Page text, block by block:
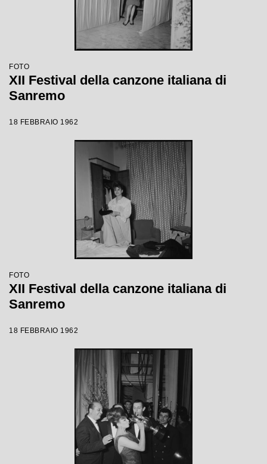
FOTO
XII Festival della canzone italiana di
Sanremo
18 FEBBRAIO 1962
FOTO
XII Festival della canzone italiana di
Sanremo
18 FEBBRAIO 1962